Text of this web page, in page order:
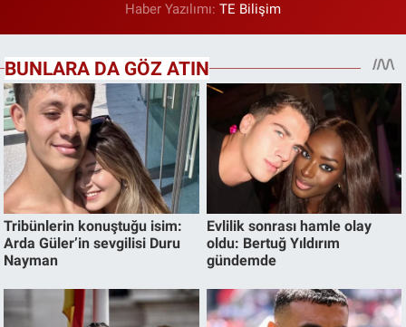
Haber Yazılımı: TE Bilişim